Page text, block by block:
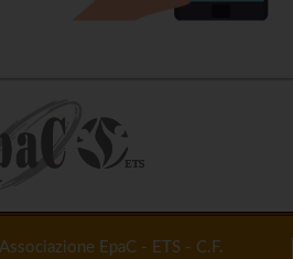
EpaC - ETS - C.F.